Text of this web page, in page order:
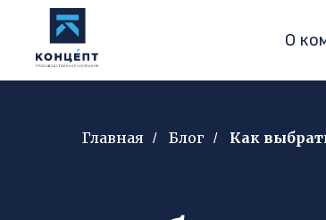
О
Главная / Блог / Как